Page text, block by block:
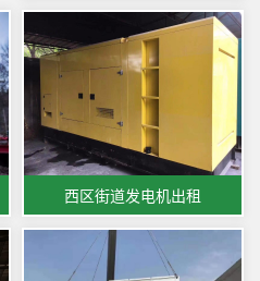
西区街道发电机出租